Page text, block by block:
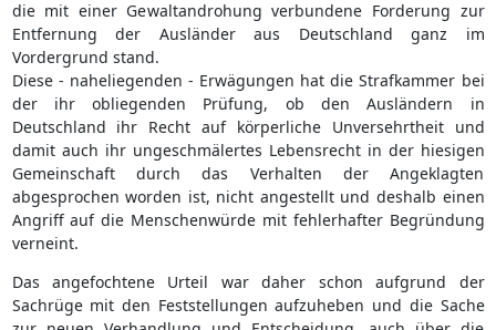
die mit einer Gewaltandrohung verbundene Forderung zur
Entfernung der Ausländer aus Deutschland ganz im
Vordergrund stand.
Diese - naheliegenden - Erwägungen hat die Strafkammer bei
der ihr obliegenden Prüfung, ob den Ausländern in
Deutschland ihr Recht auf körperliche Unversehrtheit und
damit auch ihr ungeschmälertes Lebensrecht in der hiesigen
Gemeinschaft durch das Verhalten der Angeklagten
abgesprochen worden ist, nicht angestellt und deshalb einen
Angriff auf die Menschenwürde mit fehlerhafter Begründung
verneint.
Das angefochtene Urteil war daher schon aufgrund der
Sachrüge mit den Feststellungen aufzuheben und die Sache